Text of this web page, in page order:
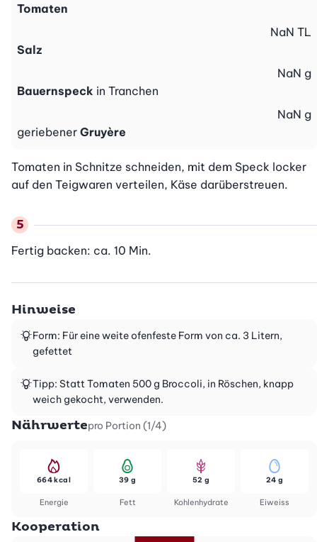
Tomaten
Salz
NaN TL
Bauernspeck in Tranchen
NaN g
geriebener Gruyère
NaN g
Tomaten in Schnitze schneiden, mit dem Speck locker
auf den Teigwaren verteilen, Käse darüberstreuen.
Fertig backen: ca. 10 Min.
Hinweise
Form: Für eine weite ofenfeste Form von ca. 3 Litern,
gefettet
Tipp: Statt Tomaten 500 g Broccoli, in Röschen, knapp
weich gekocht, verwenden.
Nährwertepro Portion (1/4)
Energie
664 kcal
Fett
39 g
Kohlenhydrate
52 g
Eiweiss
24 g
Kooperation